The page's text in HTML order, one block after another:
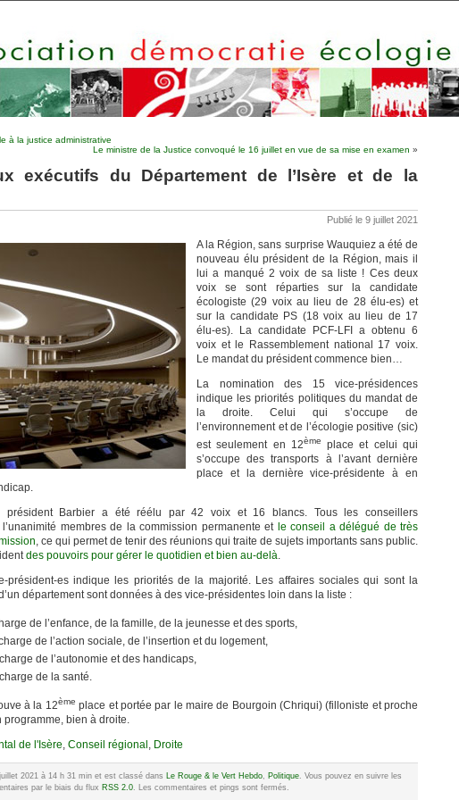
à la justice administrative
Le ministre de la Justice convoqué le 16 juillet en vue de sa mise en examen »
exécutifs du Département de l’Isère et de la
Publié le 9 juillet 2021
A la Région, sans surprise Wauquiez a été de
nouveau élu président de la Région, mais il
lui a manqué 2 voix de sa liste ! Ces deux
voix se sont réparties sur la candidate
écologiste (29 voix au lieu de 28 élu-es) et
sur la candidate PS (18 voix au lieu de 17
élu-es). La candidate PCF-LFI a obtenu 6
voix et le Rassemblement national 17 voix.
Le mandat du président commence bien…
La nomination des 15 vice-présidences
indique les priorités politiques du mandat de
la droite. Celui qui s’occupe de
l’environnement et de l’écologie positive (sic)
est seulement en 12ème
place et celui qui
s’occupe des transports à l’avant dernière
place et la dernière vice-présidente à en
président Barbier a été réélu par 42 voix et 16 blancs. Tous les conseillers
membres de la commission permanente et le conseil a délégué de très
, ce qui permet de tenir des réunions qui traite de sujets importants sans public.
des pouvoirs pour gérer le quotidien et bien au-delà.
président-es indique les priorités de la majorité. Les affaires sociales qui sont la
département sont données à des vice-présidentes loin dans la liste :
de l’enfance, de la famille, de la jeunesse et des sports,
de l’action sociale, de l’insertion et du logement,
de l’autonomie et des handicaps,
de la santé.
à la 12ème place et portée par le maire de Bourgoin (Chriqui) (filloniste et proche
programme, bien à droite.
de l'Isère, Conseil régional , Droite
2021 à 14 h 31 min et est classé dans Le Rouge & le Vert Hebdo, Politique. Vous pouvez en suivre les
par le biais du flux RSS 2.0. Les commentaires et pings sont fermés.